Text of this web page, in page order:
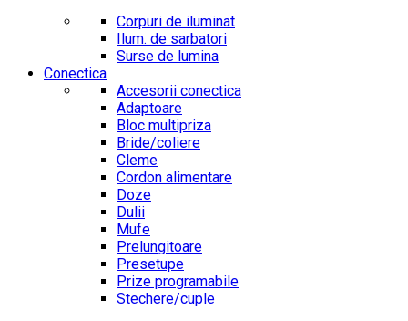
Corpuri de iluminat
Ilum. de sarbatori
Surse de lumina
Conectica
Accesorii conectica
Adaptoare
Bloc multipriza
Bride/coliere
Cleme
Cordon alimentare
Doze
Dulii
Mufe
Prelungitoare
Presetupe
Prize programabile
Stechere/cuple